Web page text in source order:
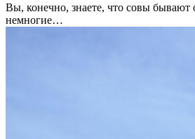
Вы, конечно, знаете, что совы
немногие…